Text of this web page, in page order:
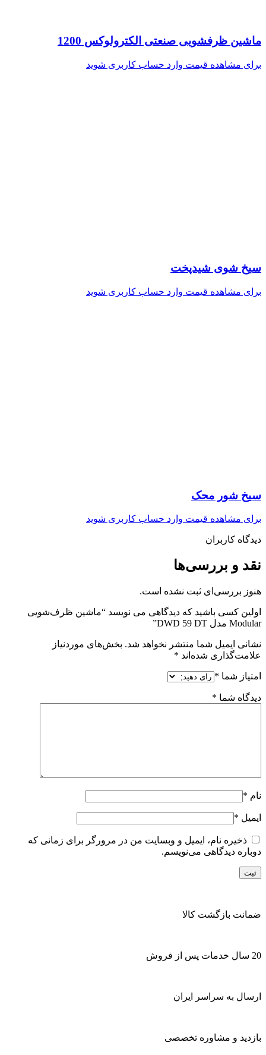
ماشین ظرفشویی صنعتی الکترولوکس 1200
برای مشاهده قیمت وارد حساب کاربری شوید
سیخ شوی شیدپخت
برای مشاهده قیمت وارد حساب کاربری شوید
سیخ شور محک
برای مشاهده قیمت وارد حساب کاربری شوید
دیدگاه کاربران
نقد و بررسی‌ها
هنوز بررسی‌ای ثبت نشده است.
اولین کسی باشید که دیدگاهی می نویسد “ماشین ظرف‌شویی
Modular مدل DWD 59 DT”
نشانی ایمیل شما منتشر نخواهد شد. بخش‌های موردنیاز
علامت‌گذاری شده‌اند *
امتیاز شما *
دیدگاه شما *
نام *
ایمیل *
ذخیره نام، ایمیل و وبسایت من در مرورگر برای زمانی که
دوباره دیدگاهی می‌نویسم.
ضمانت بازگشت کالا
20 سال خدمات پس از فروش
ارسال به سراسر ایران
بازدید و مشاوره تخصصی